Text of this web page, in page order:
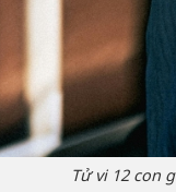
Tử vi 12 con